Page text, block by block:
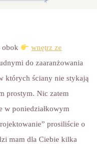
wnętrz ze
do zaaranżowania
których ściany nie stykają
prostym. Nic zatem
w poniedziałkowym
prosiliście o
mam dla Ciebie kilka